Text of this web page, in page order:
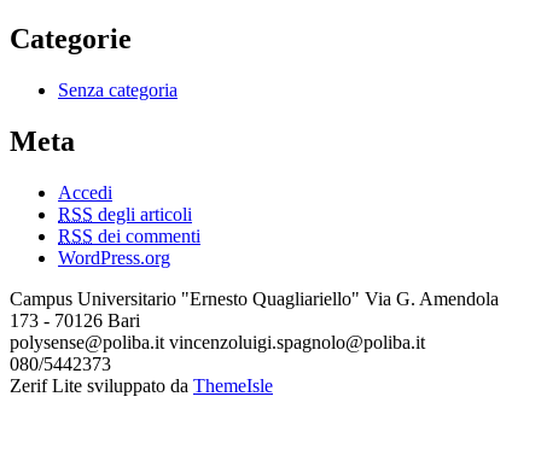
Categorie
Senza categoria
Meta
Accedi
RSS degli articoli
RSS dei commenti
WordPress.org
Campus Universitario "Ernesto Quagliariello" Via G. Amendola
173 - 70126 Bari
polysense@poliba.it vincenzoluigi.spagnolo@poliba.it
080/5442373
Zerif Lite sviluppato da ThemeIsle